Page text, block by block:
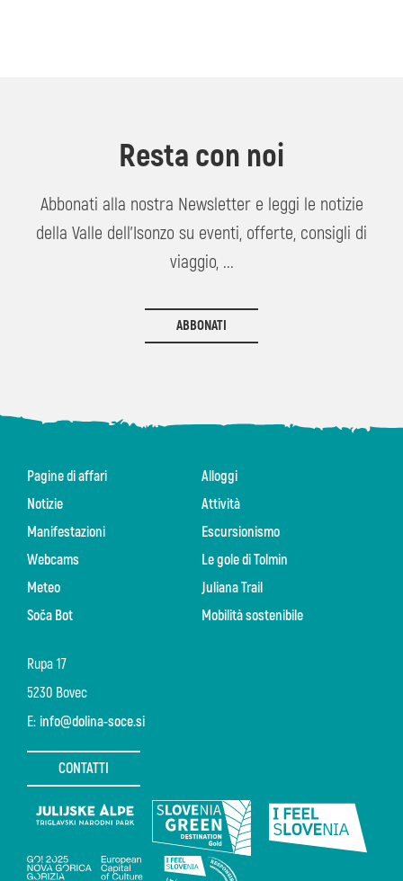
Resta con noi
Abbonati alla nostra Newsletter e leggi le notizie
della Valle dell'Isonzo su eventi, offerte, consigli di
viaggio, ...
ABBONATI
Rupa 17
5230 Bovec
E: info@dolina-soce.si
CONTATTI
Pagine di affari
Notizie
Manifestazioni
Webcams
Meteo
Soča Bot
Alloggi
Attività
Escursionismo
Le gole di Tolmin
Juliana Trail
Mobilità sostenibile